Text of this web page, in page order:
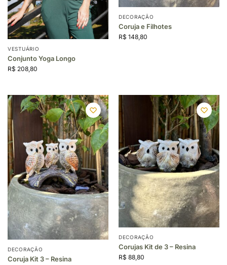
VESTUÁRIO
Conjunto Yoga Longo
R$ 208,80
DECORAÇÃO
Coruja e Filhotes
R$ 148,80
DECORAÇÃO
Coruja Kit 3 – Resina
DECORAÇÃO
Corujas Kit de 3 – Resina
R$ 88,80